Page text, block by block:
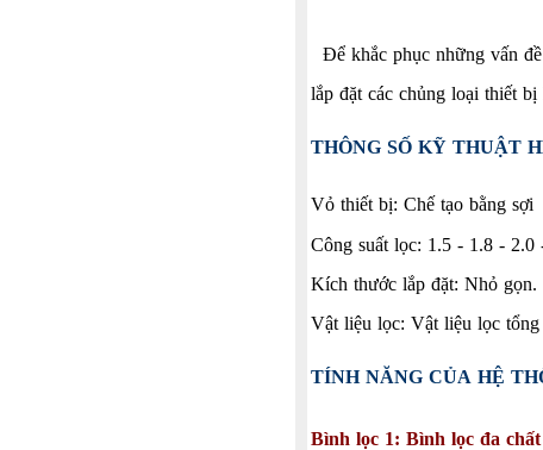
Để khắc phục những vấn
lắp đặt các chủng loại thiết
THÔNG SỐ KỸ THUẬT
Vỏ thiết bị: Chế tạo bằng
Công suất lọc: 1.5 - 1.8 - 2.0
Kích thước lắp đặt: Nhỏ gọn.
Vật liệu lọc: Vật liệu lọc tổng
TÍNH NĂNG CỦA HỆ
Bình lọc 1: Bình lọc đa chất